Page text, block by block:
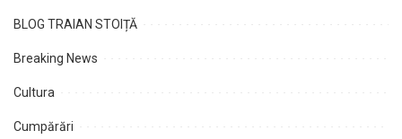
BLOG TRAIAN STOIȚĂ
Breaking News
Cultura
Cumpărări